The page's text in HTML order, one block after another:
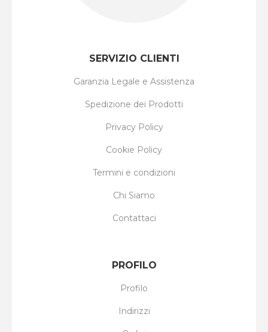
SERVIZIO CLIENTI
Garanzia Legale e Assistenza
Spedizione dei Prodotti
Privacy Policy
Cookie Policy
Termini e condizioni
Chi Siamo
Contattaci
PROFILO
Profilo
Indirizzi